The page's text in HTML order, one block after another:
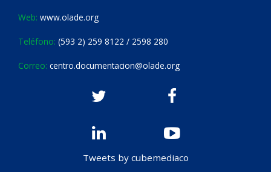
Web: www.olade.org
Teléfono: (593 2) 259 8122 / 2598 280
Correo: centro.documentacion@olade.org
Tweets by cubemediaco